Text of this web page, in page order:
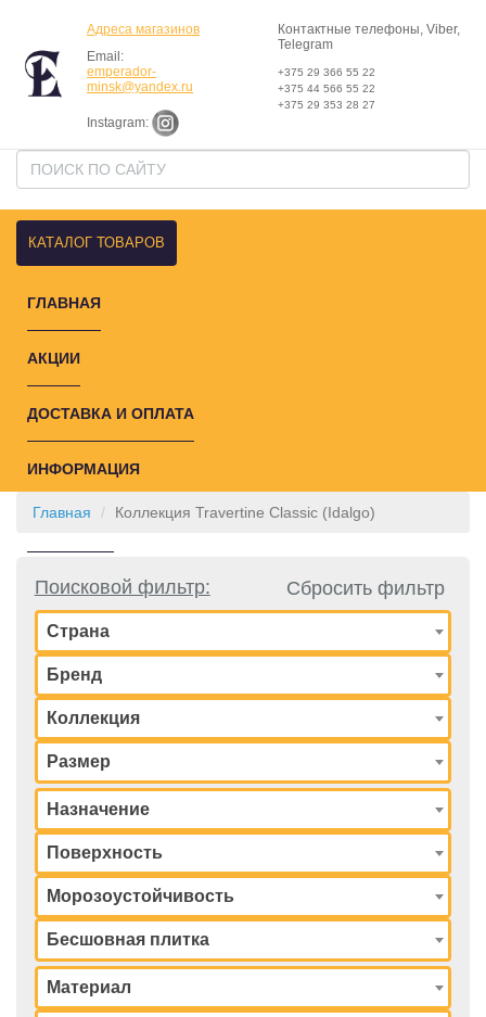
Адреса магазинов
Email:
emperador-
minsk@yandex.ru
Instagram:
Контактные телефоны, Viber,
Telegram
+375 29 366 55 22
+375 44 566 55 22
+375 29 353 28 27
КАТАЛОГ ТОВАРОВ
ГЛАВНАЯ
АКЦИИ
ДОСТАВКА И ОПЛАТА
ИНФОРМАЦИЯ
Главная Коллекция Travertine Classic (Idalgo)
Поисковой фильтр: Сбросить фильтр
Страна
Бренд
Коллекция
Размер
Назначение
Поверхность
Морозоустойчивость
Бесшовная плитка
Материал